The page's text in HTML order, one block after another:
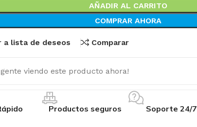
AÑADIR AL CARRITO
COMPRAR AHORA
a lista de deseos Comparar
viendo este producto ahora!
Productos seguros Soporte 24/7